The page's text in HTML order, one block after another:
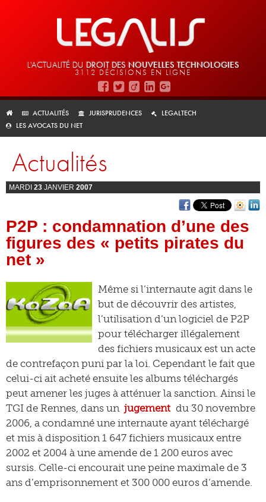
L'ACTUALITÉ DU DROIT DES NOUVELLES TECHNOLOGIES
3112 DÉCISIONS EN LIGNE
ACTUALITÉS JURISPRUDENCES
LEGALTECH
LES AVOCATS DU NET
Actualités
MARDI 23 JANVIER 2007
P2P : condamnation d’une des
figures des « petits pirates du
net »
Même si l’internaute agit dans le
but de découvrir des artistes,
l’utilisation d’un logiciel de P2P
pour télécharger illégalement
des fichiers musicaux est un acte
de contrefaçon puni par la loi. Cependant le fait que
celui-ci ait acheté ensuite les albums téléchargés
peut amener les juges à atténuer la sanction. Ainsi le
TGI de Rennes, dans un jugement du 30 novembre
2006, a condamné une internaute ayant téléchargé
et mis à disposition 1 647 fichiers musicaux entre
2002 et 2004 à une amende de 1 200 euros avec
sursis. Celle-ci encourait une peine maximale de 3
ans d’emprisonnement et 300 000 euros d’amende.